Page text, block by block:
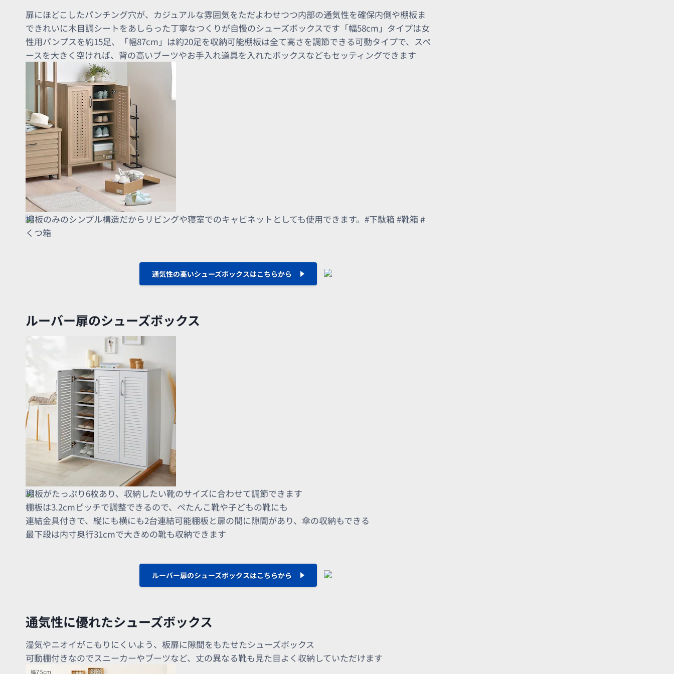
扉にほどこしたパンチング穴が、カジュアルな雰囲気をただよわせつつ内部の通気性を確保内側や棚板ま
できれいに木目調シートをあしらった丁寧なつくりが自慢のシューズボックスです「幅58cm」タイプは女
性用パンプスを約15足、「幅87cm」は約20足を収納可能棚板は全て高さを調節できる可動タイプで、スペ
ースを大きく空ければ、背の高いブーツやお手入れ道具を入れたボックスなどもセッティングできます
棚板のみのシンプル構造だからリビングや寝室でのキャビネットとしても使用できます。#下駄箱 #靴箱 #
くつ箱
通気性の高いシューズボックスはこちらから
ルーバー扉のシューズボックス
棚板がたっぷり6枚あり、収納したい靴のサイズに合わせて調節できます
棚板は3.2cmピッチで調整できるので、ぺたんこ靴や子どもの靴にも
連結金具付きで、縦にも横にも2台連結可能棚板と扉の間に隙間があり、傘の収納もできる
最下段は内寸奥行31cmで大きめの靴も収納できます
ルーバー扉のシューズボックスはこちらから
通気性に優れたシューズボックス
湿気やニオイがこもりにくいよう、板扉に隙間をもたせたシューズボックス
可動棚付きなのでスニーカーやブーツなど、丈の異なる靴も見た目よく収納していただけます